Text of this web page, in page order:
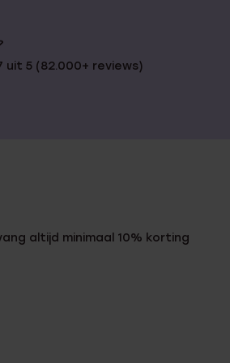
uit 5 (82.000+ reviews)
altijd minimaal 10% korting